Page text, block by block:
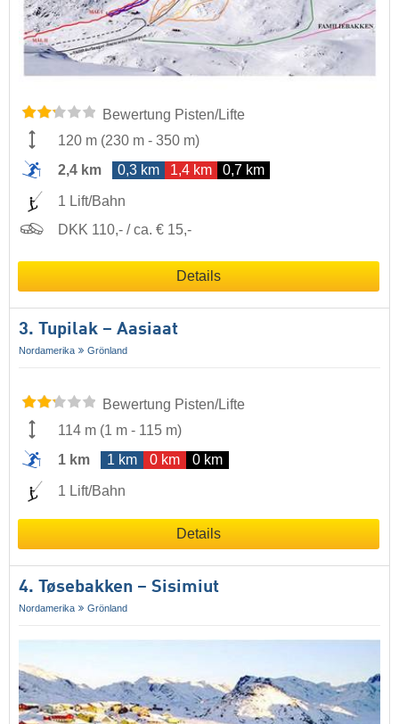
Bewertung Pisten/Lifte
120 m (230 m - 350 m)
2,4 km
0,3 km 1,4 km 0,7 km
1 Lift/Bahn
DKK 110,- / ca. € 15,-
Details
3. Tupilak – Aasiaat
Nordamerika Grönland
Bewertung Pisten/Lifte
114 m (1 m - 115 m)
1 km
1 km 0 km 0 km
1 Lift/Bahn
Details
4. Tøsebakken – Sisimiut
Nordamerika Grönland